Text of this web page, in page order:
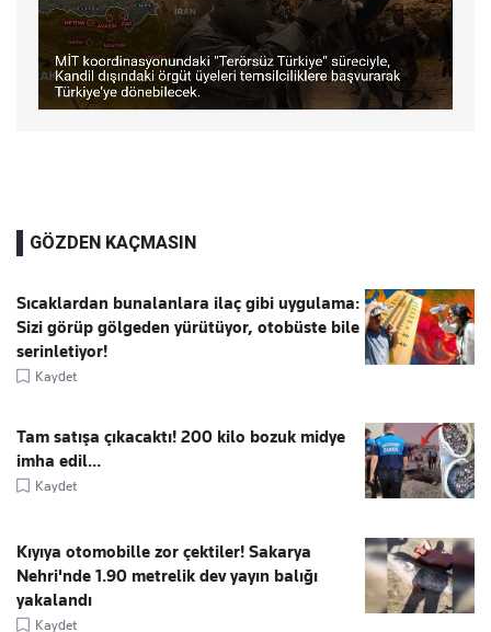
GÖZDEN KAÇMASIN
Sıcaklardan bunalanlara ilaç gibi uygulama:
Sizi görüp gölgeden yürütüyor, otobüste bile
serinletiyor!
Kaydet
Tam satışa çıkacaktı! 200 kilo bozuk midye
imha edil...
Kaydet
Kıyıya otomobille zor çektiler! Sakarya
Nehri'nde 1.90 metrelik dev yayın balığı
yakalandı
Kaydet